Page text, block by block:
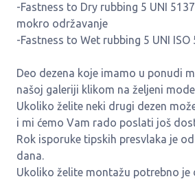
-Fastness to Dry rubbing 5 UNI
mokro održavanje
-Fastness to Wet rubbing 5 UNI
Deo dezena koje imamo u ponudi
našoj galeriji klikom na željeni
Ukoliko želite neki drugi dezen
i mi ćemo Vam rado poslati još
Rok isporuke tipskih presvlaka je
dana.
Ukoliko želite montažu potrebno je